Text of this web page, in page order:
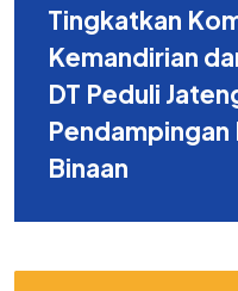
Tingkatkan
Kemandirian
DT Peduli
Pendampingan
Binaan